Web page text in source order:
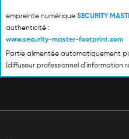
empreinte numérique SECURITY
authenticité :
www.security-master-footprint.com
Partie alimentée automatiquement
(diffuseur professionnel d'information